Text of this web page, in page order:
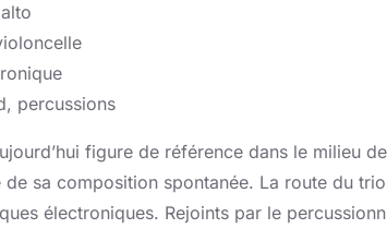
percussions
figure de référence dans le milieu
de sa composition spontanée. La route du
électroniques. Rejoints par le